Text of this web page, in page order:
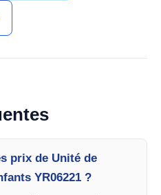
prix de Unité de
YR06221 ?